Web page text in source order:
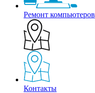
Ремонт компьютеров
Контакты